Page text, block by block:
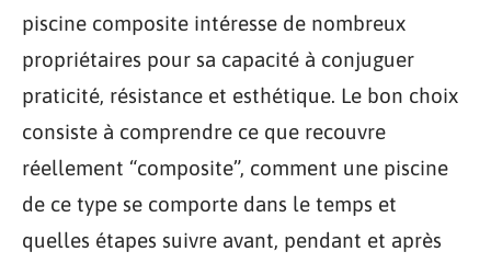
piscine composite intéresse de nombreux
propriétaires pour sa capacité à conjuguer
praticité, résistance et esthétique. Le bon choix
consiste à comprendre ce que recouvre
réellement “composite”, comment une piscine
de ce type se comporte dans le temps et
quelles étapes suivre avant, pendant et après